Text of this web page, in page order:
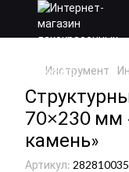
Инструмент
70×230 мм
камень»
Артикул: